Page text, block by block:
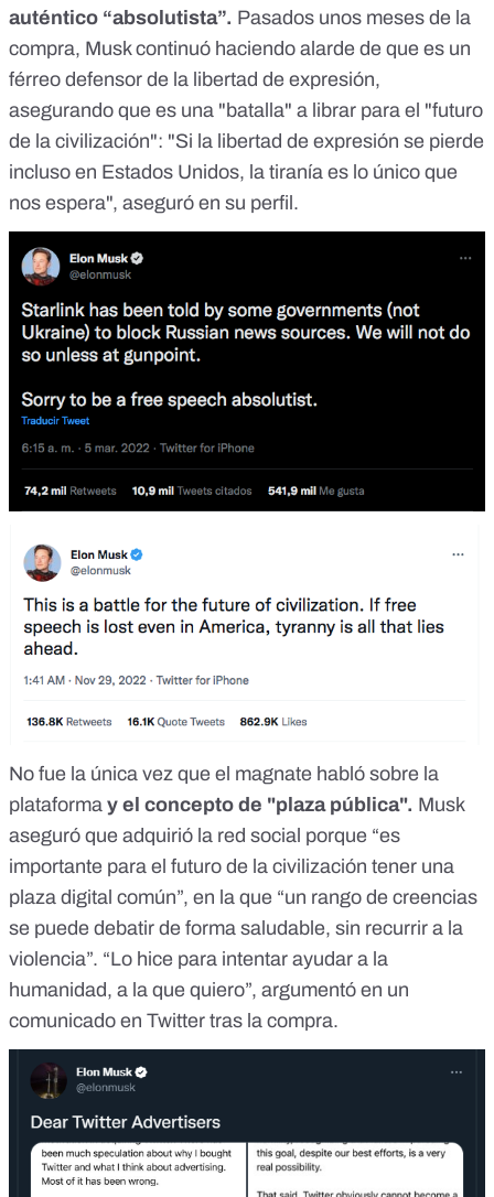
auténtico “absolutista”. Pasados unos meses de la
compra, Musk continuó haciendo alarde de que es un
férreo defensor de la libertad de expresión,
asegurando que es una "batalla" a librar para el "futuro
de la civilización": "Si la libertad de expresión se pierde
incluso en Estados Unidos, la tiranía es lo único que
nos espera", aseguró en su perfil.
No fue la única vez que el magnate habló sobre la
plataforma y el concepto de "plaza pública". Musk
aseguró que adquirió la red social porque “es
importante para el futuro de la civilización tener una
plaza digital común”, en la que “un rango de creencias
se puede debatir de forma saludable, sin recurrir a la
violencia”. “Lo hice para intentar ayudar a la
humanidad, a la que quiero”, argumentó en un
comunicado en Twitter tras la compra.